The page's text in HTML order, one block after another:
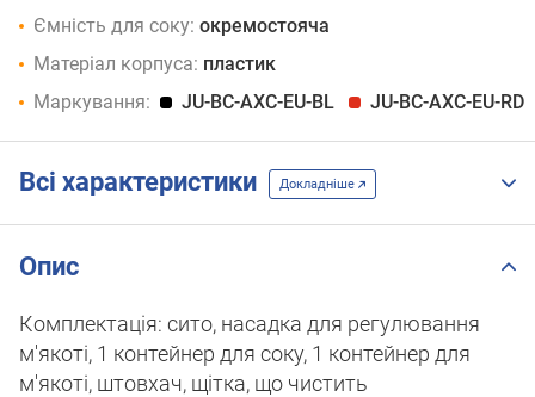
Ємність для соку: окремостояча
Матеріал корпуса: пластик
Маркування:
JU-BC-AXC-EU-BL JU-BC-AXC-EU-RD
Всі характеристики Докладніше
Опис
Комплектація: сито, насадка для регулювання
м'якоті, 1 контейнер для соку, 1 контейнер для
м'якоті, штовхач, щітка, що чистить